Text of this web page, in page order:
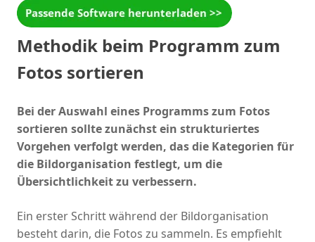
Methodik beim Programm zum
Fotos sortieren
Bei der Auswahl eines Programms zum Fotos
sortieren sollte zunächst ein strukturiertes
Vorgehen verfolgt werden, das die Kategorien für
die Bildorganisation festlegt, um die
Übersichtlichkeit zu verbessern.
Ein erster Schritt während der Bildorganisation
besteht darin, die Fotos zu sammeln. Es empfiehlt